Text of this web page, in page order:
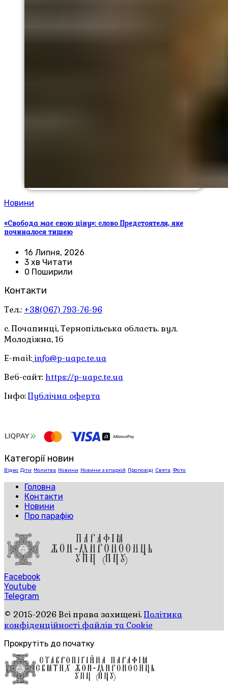
Новини
«Свобода має свою ціну»: слово Предстоятеля, яке
починалося тишею
16 Липня, 2026
3 хв Читати
0 Поширили
Контакти
Тел.: +38(067) 793-76-96
с. Почапинці, Тернопільська область. вул.
Молодіжна, 1б
E-mail: info@p-uapc.te.ua
Веб-сайт: https://p-uapc.te.ua
Інфо:Публічна оферта
Категорії новин
Відео Діти Молитва Новини Новини з єпархій Проповіді Свята Фото
Головна
Контакти
Новини
Про парафію
Facebook
Youtube
Telegram
© 2015-2026 Всі права захищені.Політика
конфіденційності файлів та Cookie
Прокрутіть до початку